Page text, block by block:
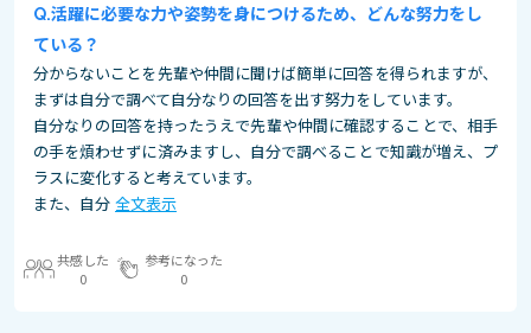
活躍に必要な力や姿勢を身につけるため、どんな努力をし
ている？
分からないことを先輩や仲間に聞けば簡単に回答を得られますが、
まずは自分で調べて自分なりの回答を出す努力をしています。
自分なりの回答を持ったうえで先輩や仲間に確認することで、相手
の手を煩わせずに済みますし、自分で調べることで知識が増え、プ
ラスに変化すると考えています。
また、自分 全文表示
共感した
0
参考になった
0